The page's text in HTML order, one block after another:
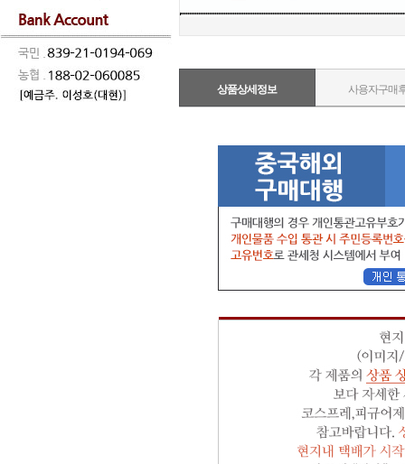
상품상세정보 사용자구매